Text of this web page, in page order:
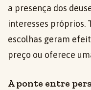
a presença dos
interesses próprios.
escolhas geram
preço ou oferece
A ponte entre